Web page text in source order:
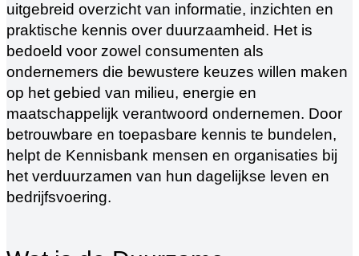
uitgebreid overzicht van informatie, inzichten en
praktische kennis over duurzaamheid. Het is
bedoeld voor zowel consumenten als
ondernemers die bewustere keuzes willen maken
op het gebied van milieu, energie en
maatschappelijk verantwoord ondernemen. Door
betrouwbare en toepasbare kennis te bundelen,
helpt de Kennisbank mensen en organisaties bij
het verduurzamen van hun dagelijkse leven en
bedrijfsvoering.